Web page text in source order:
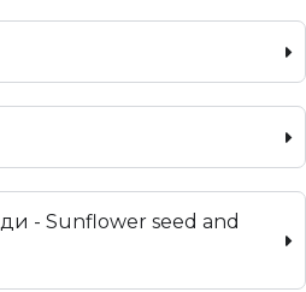
- Sunflower seed and